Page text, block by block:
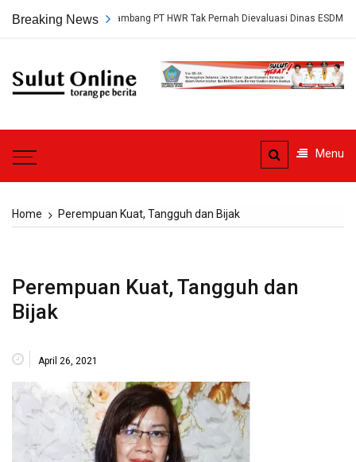
Breaking NewsTambang PT HWR Tak Pernah Dievaluasi Dinas ESDM
Sulut
Menu
Home Perempuan Kuat, Tangguh dan Bijak
Perempuan Kuat, Tangguh dan
Bijak
April 26, 2021